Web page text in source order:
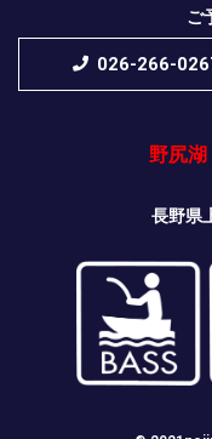
ご
026-266-
野尻
長野県